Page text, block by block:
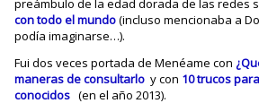
preámbulo de la edad dorada de las redes
con todo el mundo(incluso mencionaba a
podía imaginarse…).
Fui dos veces portada de Menéame con
maneras de consultarlo y con 10 trucos
conocidos (en el año 2013).